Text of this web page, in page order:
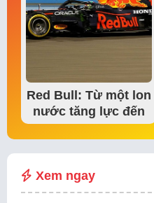
Red Bull: Từ một lon
nước tăng lực đến
đế chế thể…
Xem ngay